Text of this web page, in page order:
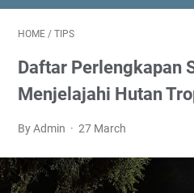
HOME / TIPS
Daftar Perlengkapan
Menjelajahi Hutan
By Admin 27 March